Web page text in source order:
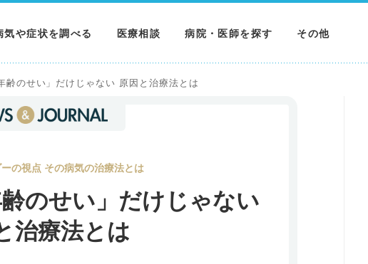
気や症状を調べる
状を調べる
医療相談 病院・医師を探す その他
齢のせい」だけじゃない 原因と治療法とは
ーの視点 その病気の治療法とは
のせい」だけじゃない
治療法とは